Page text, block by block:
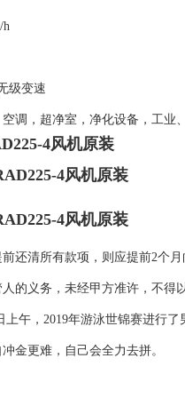
h
级变速
调，超净室，净化设备，工业
4风机原装
清所有款项，则应提前2个月
人的义务，未经甲方准许，不
上午，2019年游泳世锦赛进行
金更难，自己会全力去拼。